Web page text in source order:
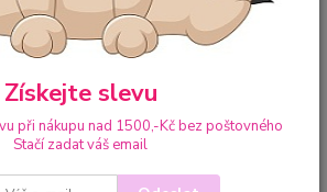
Získejte slevu
při nákupu nad 1500,-Kč bez poštovného
Stačí zadat váš email